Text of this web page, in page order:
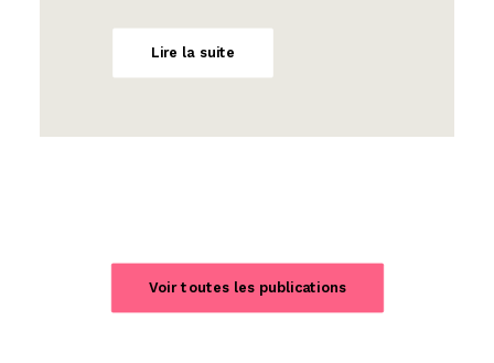
Lire la suite
Voir toutes les publications